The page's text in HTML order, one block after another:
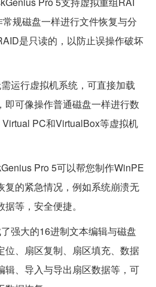
规磁盘一样进行文件恢复与分
是只读的，以防止误操作破坏
行虚拟机系统，可直接加载
即可像操作普通磁盘一样进行数
PC和VirtualBox等虚拟机
Pro 5可以帮您制作WinPE
复的紧急情况，例如系统崩溃无
等，安全便捷。
大的16进制文本编辑与磁盘
位、扇区复制、扇区填充、数据
辑、导入与导出扇区数据等，可